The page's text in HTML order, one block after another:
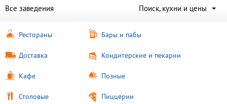
Поиск, кухни и цены
Все заведения
Рестораны Бары и пабы
Доставка Кондитерские и пекарни
Кафе Позные
Столовые Пиццерии